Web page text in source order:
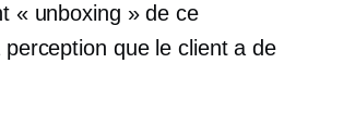
« unboxing » de ce
que le client a de